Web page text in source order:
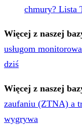
chmury? Lista
Więcej z naszej
usługom
dziś
Więcej z naszej
zaufaniu (ZTNA) a
wygrywa